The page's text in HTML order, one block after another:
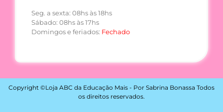
Seg. a sexta: 08hs às 18hs
Sábado: 08hs às 17hs
Domingos e feriados: Fechado
Copyright ©Loja ABC da Educação Mais - Por Sabrina Bonassa Todos
os direitos reservados.